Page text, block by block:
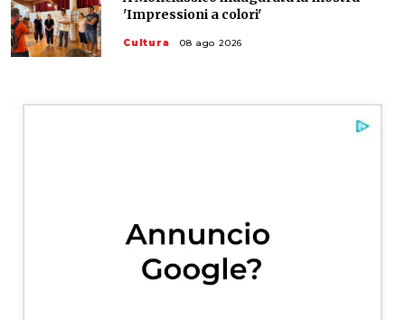
'Impressioni a colori'
Cultura 08 ago 2026